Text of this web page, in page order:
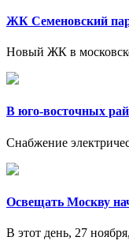
ЖК Семеновский
Новый ЖК в
В юго-восточных
Снабжение
Освещать Москву
В этот день, 27